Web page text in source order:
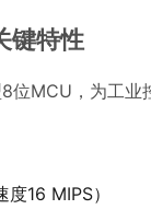
键特性
位MCU，为工业
16 MIPS）